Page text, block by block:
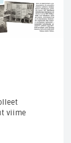
viime